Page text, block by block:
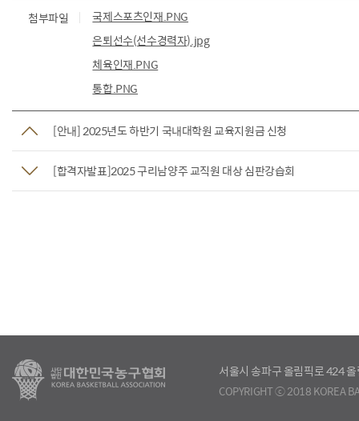
첨부파일
국제스포츠인재.PNG
은퇴선수(선수경력자).jpg
체육인재.PNG
통합.PNG
[안내] 2025년도 하반기 국내대학원 교육지원금 신청
[합격자발표]2025 구리남양주 교직원 대상 심판강습회
서울시 송파구 올림픽로 424
COPYRIGHT ⓒ 2018 KOREA